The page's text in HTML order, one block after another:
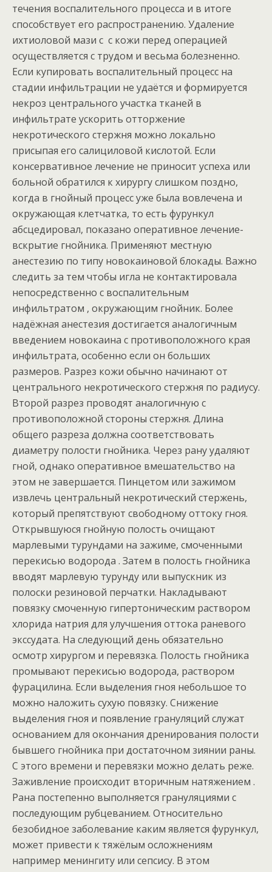
течения воспалительного процесса и в итоге
способствует его распространению. Удаление
ихтиоловой мази с с кожи перед операцией
осуществляется с трудом и весьма болезненно.
Если купировать воспалительный процесс на
стадии инфильтрации не удаётся и формируется
некроз центрального участка тканей в
инфильтрате ускорить отторжение
некротического стержня можно локально
присыпая его салициловой кислотой. Если
консервативное лечение не приносит успеха или
больной обратился к хирургу слишком поздно,
когда в гнойный процесс уже была вовлечена и
окружающая клетчатка, то есть фурункул
абсцедировал, показано оперативное лечение-
вскрытие гнойника. Применяют местную
анестезию по типу новокаиновой блокады. Важно
следить за тем чтобы игла не контактировала
непосредственно с воспалительным
инфильтратом , окружающим гнойник. Более
надёжная анестезия достигается аналогичным
введением новокаина с противоположного края
инфильтрата, особенно если он больших
размеров. Разрез кожи обычно начинают от
центрального некротического стержня по радиусу.
Второй разрез проводят аналогичную с
противоположной стороны стержня. Длина
общего разреза должна соответствовать
диаметру полости гнойника. Через рану удаляют
гной, однако оперативное вмешательство на
этом не завершается. Пинцетом или зажимом
извлечь центральный некротический стержень,
который препятствуют свободному оттоку гноя.
Открывшуюся гнойную полость очищают
марлевыми турундами на зажиме, смоченными
перекисью водорода . Затем в полость гнойника
вводят марлевую турунду или выпускник из
полоски резиновой перчатки. Накладывают
повязку смоченную гипертоническим раствором
хлорида натрия для улучшения оттока раневого
экссудата. На следующий день обязательно
осмотр хирургом и перевязка. Полость гнойника
промывают перекисью водорода, раствором
фурацилина. Если выделения гноя небольшое то
можно наложить сухую повязку. Снижение
выделения гноя и появление грануляций служат
основанием для окончания дренирования полости
бывшего гнойника при достаточном зиянии раны.
С этого времени и перевязки можно делать реже.
Заживление происходит вторичным натяжением .
Рана постепенно выполняется грануляциями с
последующим рубцеванием. Относительно
безобидное заболевание каким является фурункул,
может привести к тяжёлым осложнениям
например менингиту или сепсису. В этом